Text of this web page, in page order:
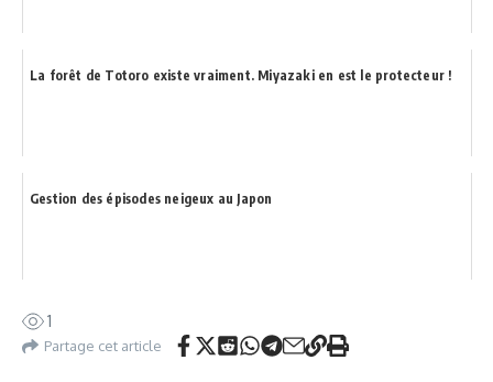
La forêt de Totoro existe vraiment. Miyazaki en est le protecteur !
Gestion des épisodes neigeux au Japon
1
Partage cet article